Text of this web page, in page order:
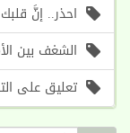
احذر.. إنَّ
الشغف بين
تعليق على